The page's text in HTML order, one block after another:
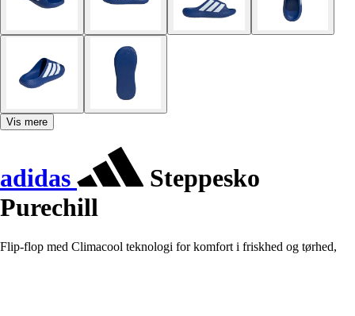
Vis mere
adidas
Steppesko
Purechill
Flip-flop med Climacool teknologi for komfort i friskhed og tørhed,